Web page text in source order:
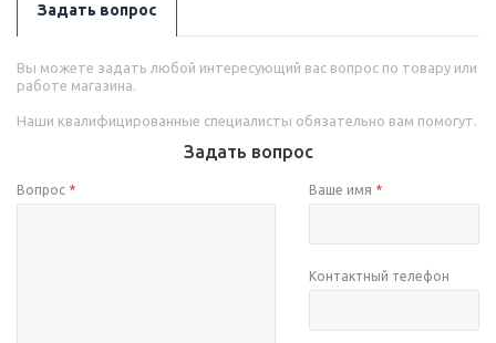
Задать вопрос
Вы можете задать любой интересующий вас вопрос по товару или
работе магазина.
Наши квалифицированные специалисты обязательно вам помогут.
Задать вопрос
Вопрос * Ваше имя *
Контактный телефон